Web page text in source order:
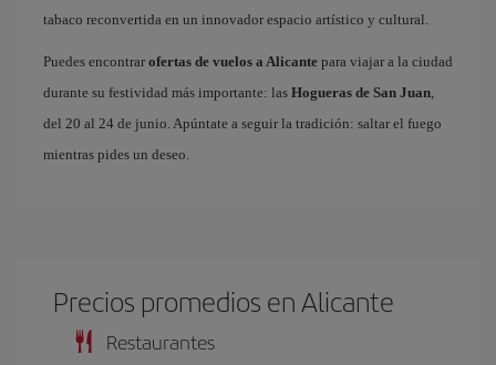
tabaco reconvertida en un innovador espacio artístico y cultural.
Puedes encontrar ofertas de vuelos a Alicante para viajar a la ciudad
durante su festividad más importante: las Hogueras de San Juan,
del 20 al 24 de junio. Apúntate a seguir la tradición: saltar el fuego
mientras pides un deseo.
Precios promedios en Alicante
Restaurantes